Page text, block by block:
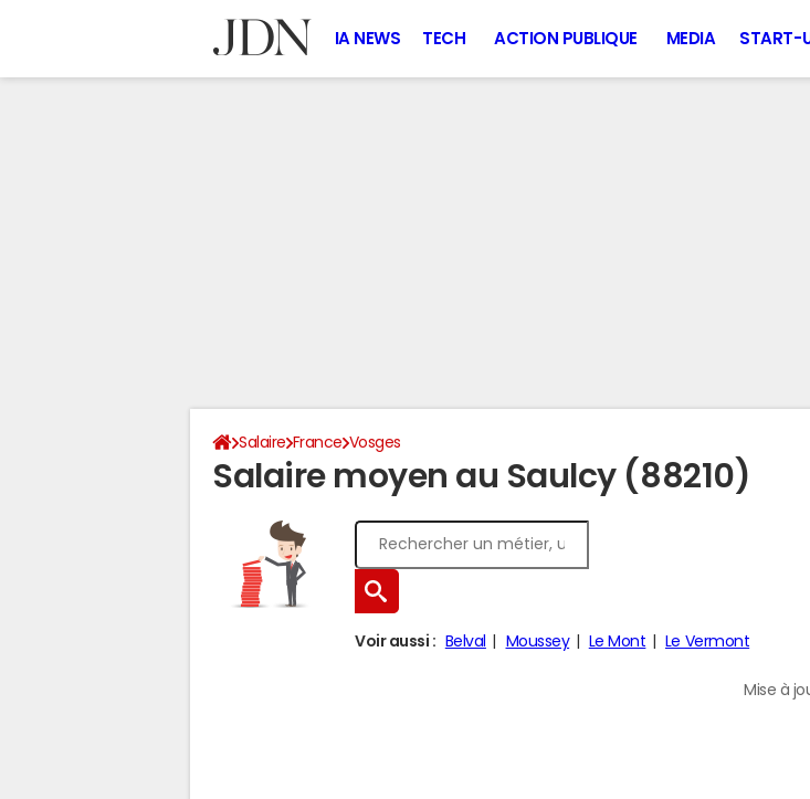
IA NEWS TECH ACTION PUBLIQUE MEDIA START-
Salaire France Vosges
Salaire moyen au Saulcy (88210)
Voir aussi : Belval Moussey Le Mont Le Vermont
Mise à